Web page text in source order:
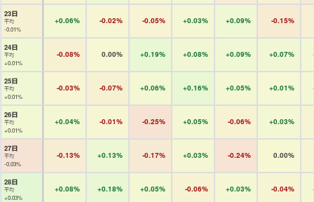
23日
平均
-0.01%
+0.06% -0.02% -0.05% +0.03% +0.09% -0.15%
24日
平均
+0.01%
-0.08% 0.00% +0.19% +0.08% +0.09% +0.07%
25日
平均
+0.01%
-0.03% -0.07% +0.06% +0.16% +0.05% +0.01%
26日
平均
+0.01%
+0.04% -0.01% -0.25% +0.05% -0.06% +0.03%
27日
平均
-0.03%
-0.13% +0.13% -0.17% +0.03% -0.24% 0.00%
28日
平均
+0.03%
+0.08% +0.18% +0.05% -0.06% +0.03% -0.04%